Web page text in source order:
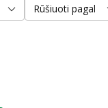
Rūšiuoti pagal